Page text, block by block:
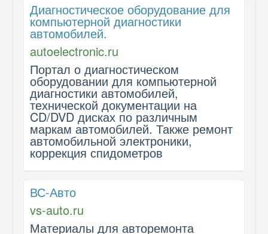
Диагностическое оборудование для
компьютерной диагностики
автомобилей.
autoelectronic.ru
Портал о диагностическом
оборудовании для компьютерной
диагностики автомобилей,
технической документации на
CD/DVD дисках по различным
маркам автомобилей. Также ремонт
автомобильной электроники,
коррекция спидометров
ВС-Авто
vs-auto.ru
Материалы для авторемонта